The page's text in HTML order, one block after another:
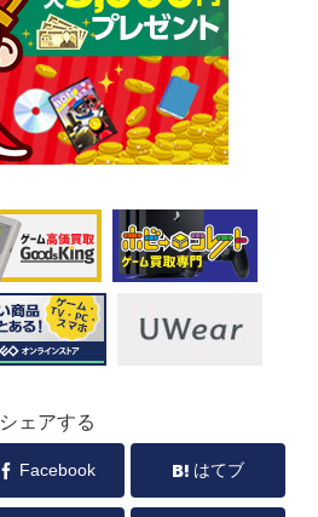
シェアする
Facebook はてブ